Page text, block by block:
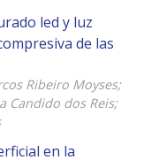
led y luz
de las
Ribeiro Moyses;
Candido dos Reis;
en la